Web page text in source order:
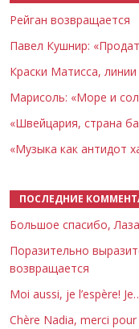
Рейган возвращается
Павел Кушнир:
Краски Матисса,
Марисоль: «Море и
«Швейцария, страна
«Музыка как антидот
ПОСЛЕДНИЕ
Большое спасибо,
Поразительно
возвращается
Moi aussi, je l’espère!
Chère Nadia, merci